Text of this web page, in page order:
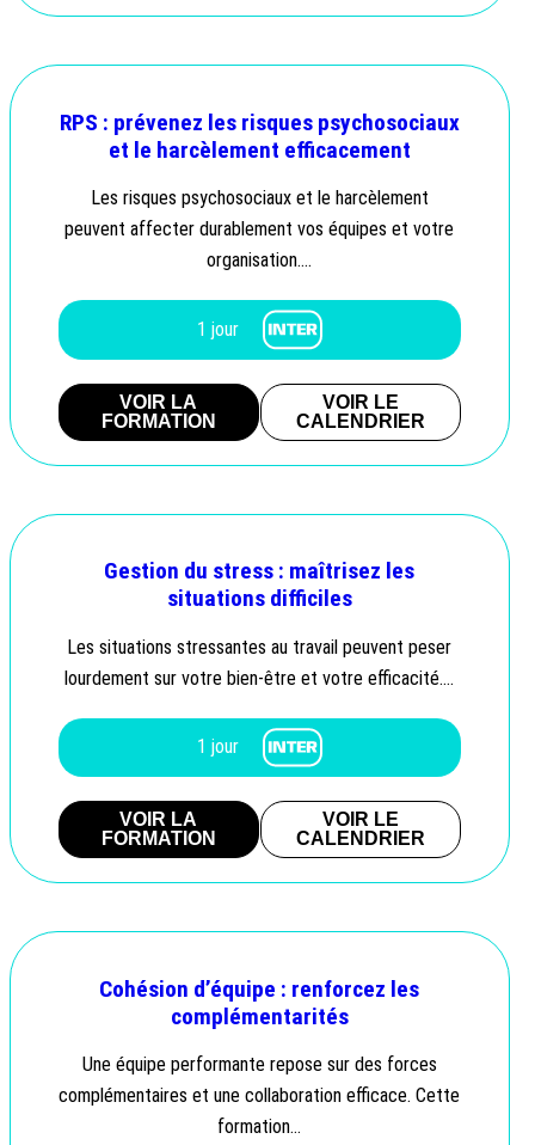
RPS : prévenez les risques psychosociaux
et le harcèlement efficacement
Les risques psychosociaux et le harcèlement
peuvent affecter durablement vos équipes et votre
organisation….
1 jour
VOIR LA
FORMATION
VOIR LE
CALENDRIER
Gestion du stress : maîtrisez les
situations difficiles
Les situations stressantes au travail peuvent peser
lourdement sur votre bien-être et votre efficacité….
1 jour
VOIR LA
FORMATION
VOIR LE
CALENDRIER
Cohésion d’équipe : renforcez les
complémentarités
Une équipe performante repose sur des forces
complémentaires et une collaboration efficace. Cette
formation…